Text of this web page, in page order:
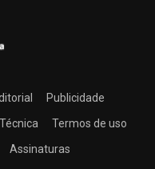
Publicidade
Termos de uso
Assinaturas